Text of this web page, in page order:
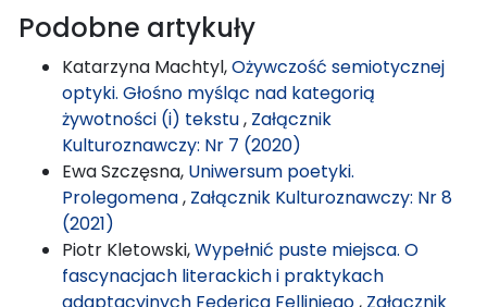
Podobne artykuły
Katarzyna Machtyl,Ożywczość semiotycznej
optyki. Głośno myśląc nad kategorią
żywotności (i) tekstu, Załącznik
Kulturoznawczy: Nr 7 (2020)
Ewa Szczęsna, Uniwersum poetyki.
Prolegomena, Załącznik Kulturoznawczy: Nr 8
(2021)
Piotr Kletowski,Wypełnić puste miejsca. O
fascynacjach literackich i praktykach